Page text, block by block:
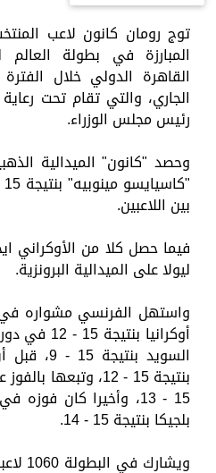
توج رومان كانون لاعب
المبارزة في بطولة العالم
الجاري، والتي تقام تحت
رئيس مجلس الوزراء.
وحصد "كانون" الميدالية
بين اللاعبين.
فيما حصل كلا من الأوكراني
ليولا على الميدالية البرونزية.
واستهل الفرنسي مشواره في
السويد
بنتيجة 15 - 12،
15 - 13، وأخيرا كان
بلجيكا بنتيجة 15 - 14.